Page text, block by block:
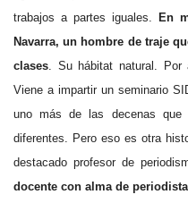
trabajos a partes iguales.
En
Navarra, un hombre de traje
clases. Su hábitat natural.
Viene a impartir un seminario
uno más de las decenas
diferentes. Pero eso es otra
destacado profesor de
docente con alma de